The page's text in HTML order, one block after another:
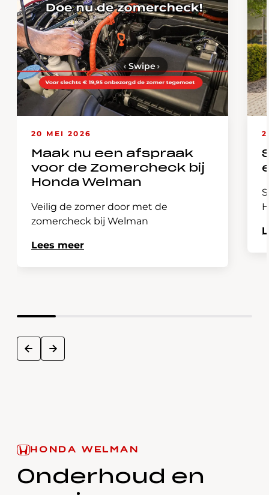
20 MEI 2026
Maak nu een afspraak
voor de Zomercheck bij
Honda Welman
Veilig de zomer door met de
zomercheck bij Welman
Lees meer
prev next
‹ Swipe›
HONDA WELMAN
Onderhoud en